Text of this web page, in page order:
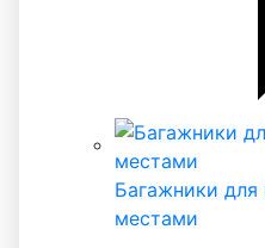
Багажники
местами